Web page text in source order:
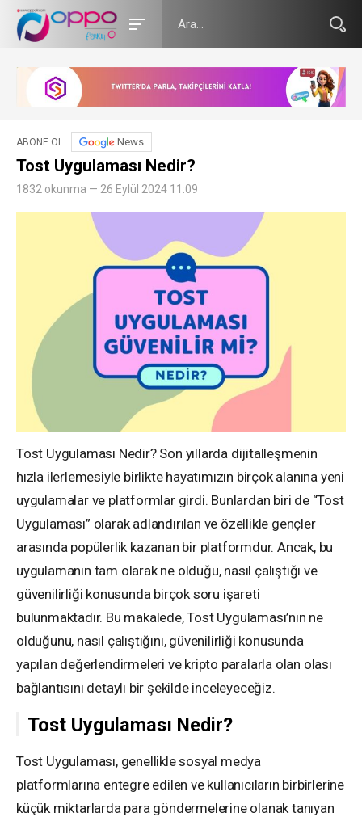
ABONE OL News
Tost Uygulaması Nedir?
1832 okunma — 26 Eylül 2024 11:09
Tost Uygulaması Nedir? Son yıllarda dijitalleşmenin
hızla ilerlemesiyle birlikte hayatımızın birçok alanına yeni
uygulamalar ve platformlar girdi. Bunlardan biri de “Tost
Uygulaması” olarak adlandırılan ve özellikle gençler
arasında popülerlik kazanan bir platformdur. Ancak, bu
uygulamanın tam olarak ne olduğu, nasıl çalıştığı ve
güvenilirliği konusunda birçok soru işareti
bulunmaktadır. Bu makalede, Tost Uygulaması’nın ne
olduğunu, nasıl çalıştığını, güvenilirliği konusunda
yapılan değerlendirmeleri ve kripto paralarla olan olası
bağlantısını detaylı bir şekilde inceleyeceğiz.
Tost Uygulaması Nedir?
Tost Uygulaması, genellikle sosyal medya
platformlarına entegre edilen ve kullanıcıların birbirlerine
küçük miktarlarda para göndermelerine olanak tanıyan